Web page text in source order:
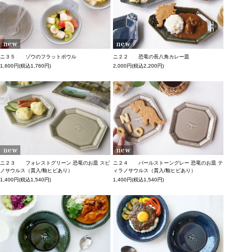
ニ３５ ゾウのフラットボウル
1,600円(税込1,760円)
ニ２２ 恐竜の長八角カレー皿
2,000円(税込2,200円)
ニ２３ フォレストグリーン 恐竜のお皿 スピ
ノサウルス（貫入/釉ヒビあり）
1,400円(税込1,540円)
ニ２４ パールストーングレー 恐竜のお皿 テ
ィラノサウルス（貫入/釉ヒビあり）
1,400円(税込1,540円)